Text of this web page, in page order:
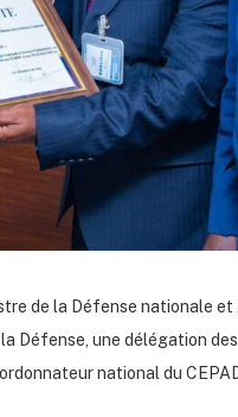
de la Défense nationale
Défense, une délégation
national du